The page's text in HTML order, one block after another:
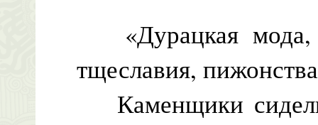
«Дурацкая мода,
тщеславия,
Каменщики